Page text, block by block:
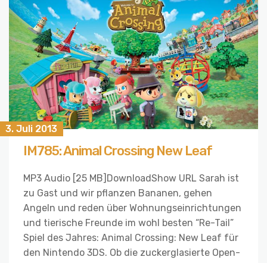
3. Juli 2013
IM785: Animal Crossing New Leaf
MP3 Audio [25 MB]DownloadShow URL Sarah ist
zu Gast und wir pflanzen Bananen, gehen
Angeln und reden über Wohnungseinrichtungen
und tierische Freunde im wohl besten “Re-Tail”
Spiel des Jahres: Animal Crossing: New Leaf für
den Nintendo 3DS. Ob die zuckerglasierte Open-